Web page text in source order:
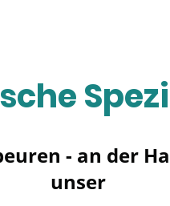
- an der
unser